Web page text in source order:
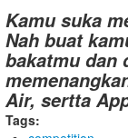
Kamu suka
Nah buat
bakatmu dan
Air, sertta
Tags: